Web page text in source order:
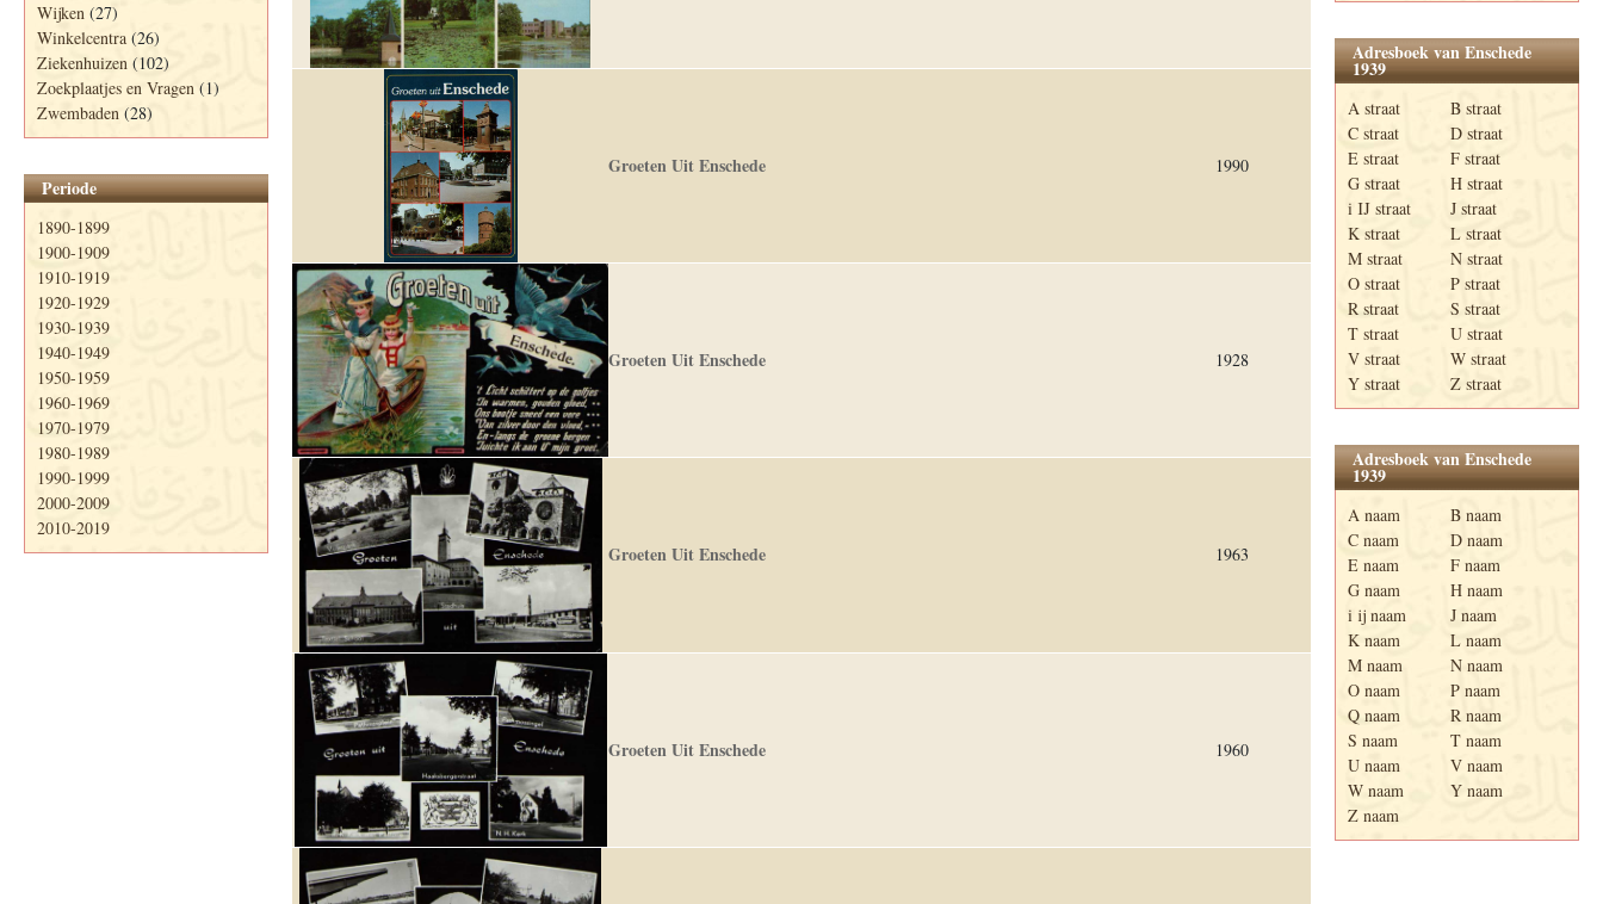
Wijken (27)
Winkelcentra (26)
Ziekenhuizen (102)
Zoekplaatjes en Vragen (1)
Zwembaden (28)
Periode
1890-1899
1900-1909
1910-1919
1920-1929
1930-1939
1940-1949
1950-1959
1960-1969
1970-1979
1980-1989
1990-1999
2000-2009
2010-2019
Groeten Uit Enschede 1990
Groeten Uit Enschede 1928
Groeten Uit Enschede 1963
Groeten Uit Enschede 1960
Adresboek van Enschede
1939
A straat
B straat
C straat
D straat
E straat
F straat
G straat
H straat
i IJ straat
J straat
K straat
L straat
M straat
N straat
O straat
P straat
R straat
S straat
T straat
U straat
V straat
W straat
Y straat
Z straat
Adresboek van Enschede
1939
A naam
B naam
C naam
D naam
E naam
F naam
G naam
H naam
i ij naam
J naam
K naam
L naam
M naam
N naam
O naam
P naam
Q naam
R naam
S naam
T naam
U naam
V naam
W naam
Y naam
Z naam